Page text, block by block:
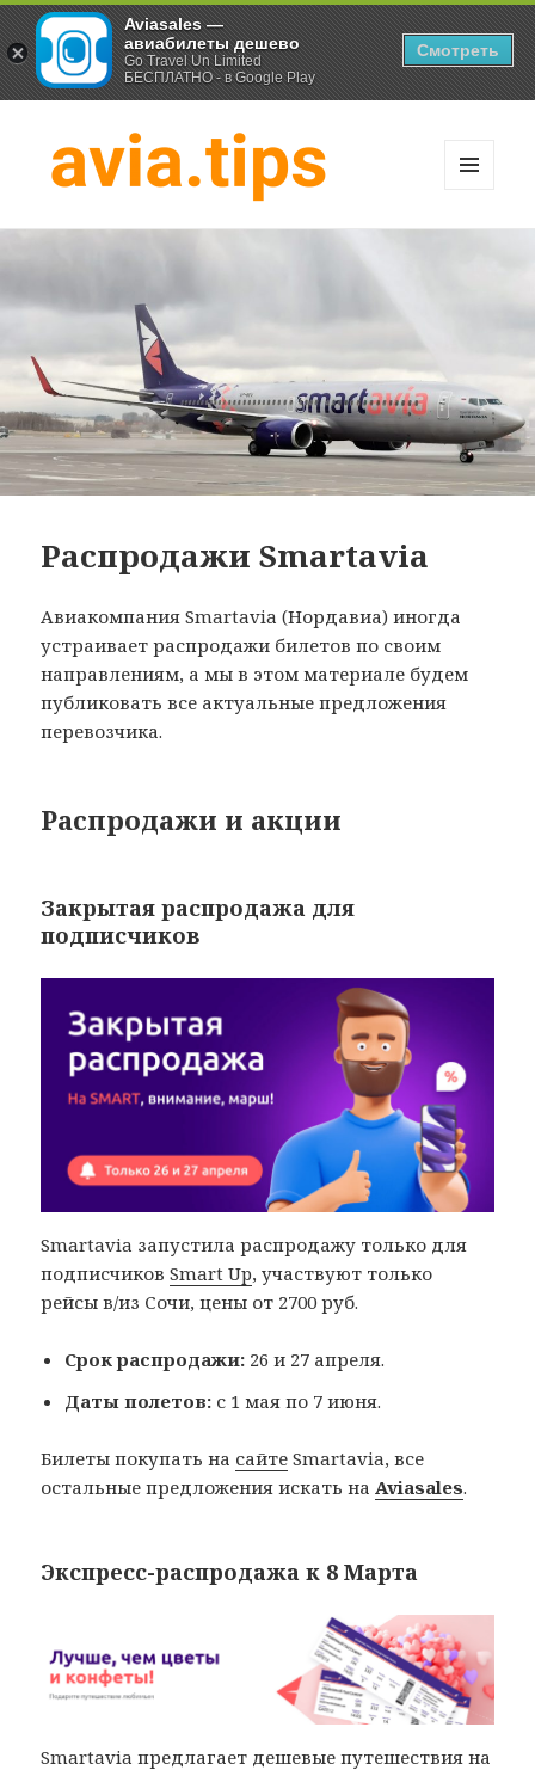
Хитрости экономных
Распродажи Smartavia
Авиакомпания Smartavia (Нордавиа) иногда
устраивает распродажи билетов по своим
направлениям, а мы в этом материале будем
публиковать все актуальные предложения
перевозчика.
Распродажи и акции
Закрытая распродажа для
подписчиков
Smartavia запустила распродажу только для
подписчиковSmart Up, участвуют только
рейсы в/из Сочи, цены от 2700 руб.
Срок распродажи: 26 и 27 апреля.
Даты полетов: с 1 мая по 7 июня.
Билеты покупать на сайте Smartavia, все
остальные предложения искать наAviasales.
Экспресс-распродажа к 8 Марта
Smartavia предлагает дешевые путешествия на
Aviasales —
авиабилеты дешево
Go Travel Un Limited
БЕСПЛАТНО - в Google Play
Смотреть